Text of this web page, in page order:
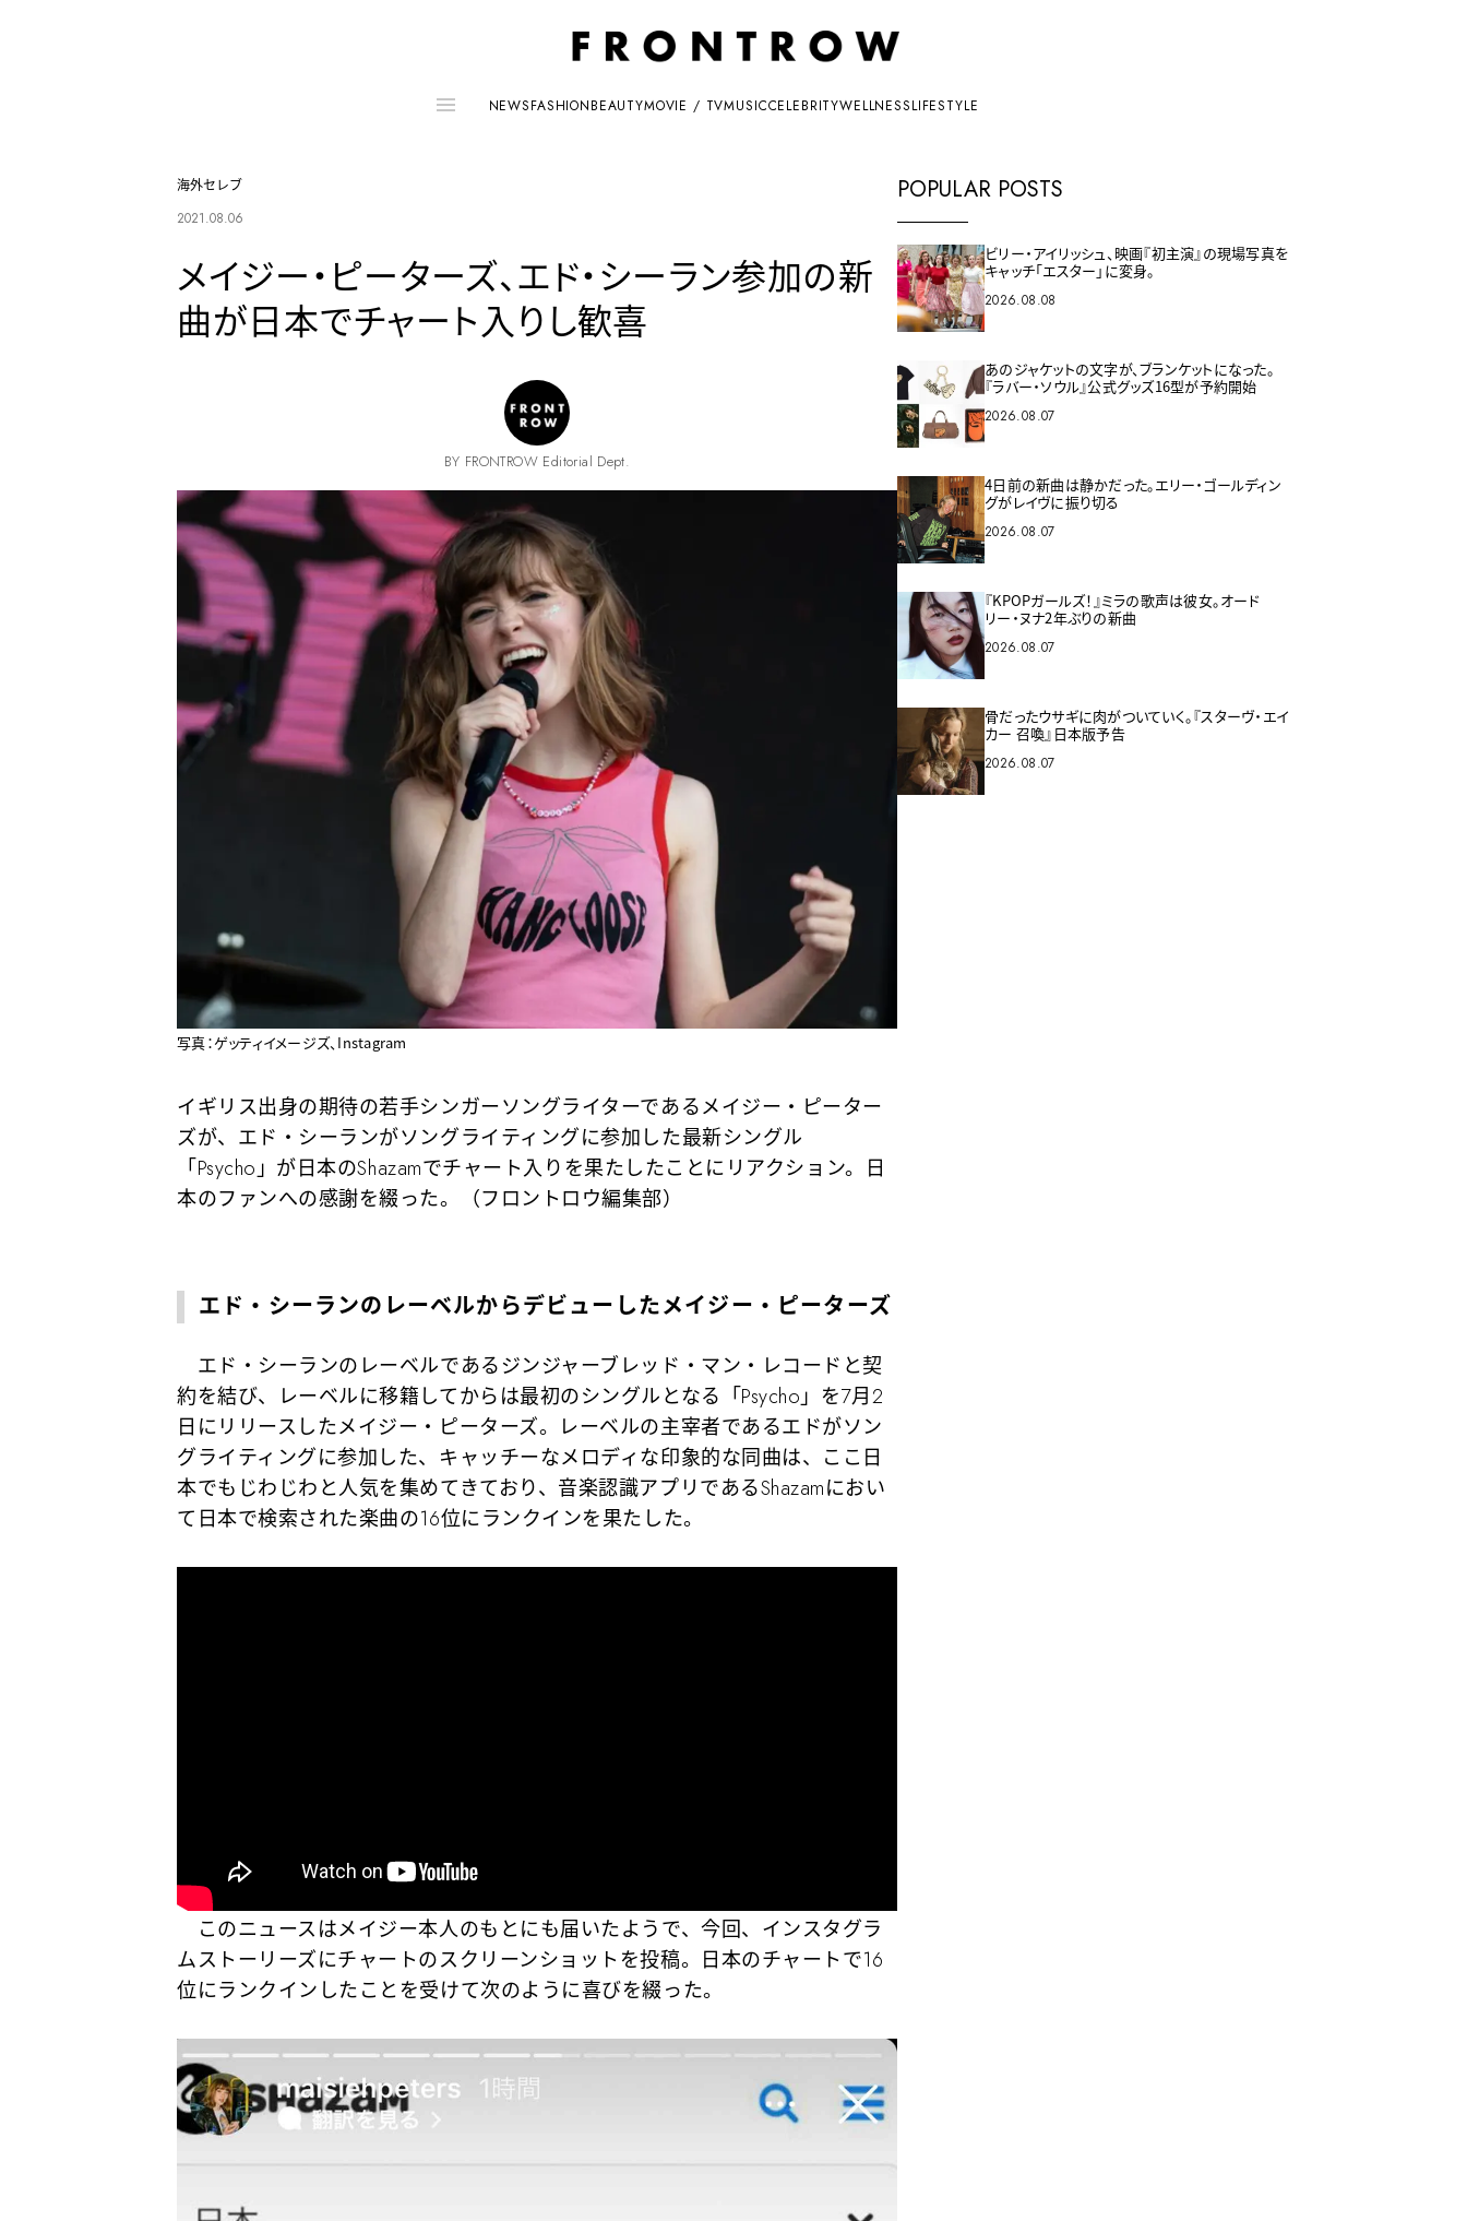
NEWSFASHIONBEAUTYMOVIE / TVMUSICCELEBRITYWELLNESSLIFESTYLE
海外セレブ
2021.08.06
メイジー・ピーターズ、エド・シーラン参加の新
曲が日本でチャート入りし歓喜
BY FRONTROW Editorial Dept.
写真：ゲッティイメージズ、Instagram
イギリス出身の期待の若手シンガーソングライターであるメイジー・ピーター
ズが、エド・シーランがソングライティングに参加した最新シングル
「Psycho」が日本のShazamでチャート入りを果たしたことにリアクション。日
本のファンへの感謝を綴った。（フロントロウ編集部）
エド・シーランのレーベルからデビューしたメイジー・ピーターズ
エド・シーランのレーベルであるジンジャーブレッド・マン・レコードと契
約を結び、レーベルに移籍してからは最初のシングルとなる「Psycho」を7月2
日にリリースしたメイジー・ピーターズ。レーベルの主宰者であるエドがソン
グライティングに参加した、キャッチーなメロディな印象的な同曲は、ここ日
本でもじわじわと人気を集めてきており、音楽認識アプリであるShazamにおい
て日本で検索された楽曲の16位にランクインを果たした。
このニュースはメイジー本人のもとにも届いたようで、今回、インスタグラ
ムストーリーズにチャートのスクリーンショットを投稿。日本のチャートで16
位にランクインしたことを受けて次のように喜びを綴った。
POPULAR POSTS
ビリー・アイリッシュ、映画『初主演』の現場写真を
キャッチ「エスター」に変身。
2026.08.08
あのジャケットの文字が、ブランケットになった。
『ラバー・ソウル』公式グッズ16型が予約開始
2026.08.07
4日前の新曲は静かだった。エリー・ゴールディン
グがレイヴに振り切る
2026.08.07
『KPOPガールズ！』ミラの歌声は彼女。オード
リー・ヌナ2年ぶりの新曲
2026.08.07
骨だったウサギに肉がついていく。『スターヴ・エイ
カー 召喚』日本版予告
2026.08.07